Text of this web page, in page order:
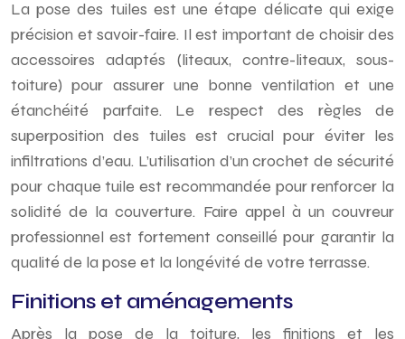
La pose des tuiles est une étape délicate qui exige
précision et savoir-faire. Il est important de choisir des
accessoires adaptés (liteaux, contre-liteaux, sous-
toiture) pour assurer une bonne ventilation et une
étanchéité parfaite. Le respect des règles de
superposition des tuiles est crucial pour éviter les
infiltrations d’eau. L’utilisation d’un crochet de sécurité
pour chaque tuile est recommandée pour renforcer la
solidité de la couverture. Faire appel à un couvreur
professionnel est fortement conseillé pour garantir la
qualité de la pose et la longévité de votre terrasse.
Finitions et aménagements
Après la pose de la toiture, les finitions et les